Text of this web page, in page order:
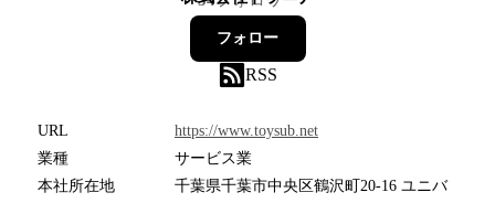
フォロー
RSS
URL
https://www.toysub.net
業種
サービス業
本社所在地
千葉県千葉市中央区鶴沢町20-16 ユニバ